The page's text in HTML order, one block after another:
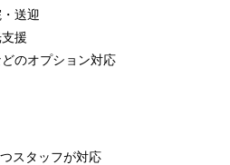
送迎
援
のオプション対応
スタッフが対応